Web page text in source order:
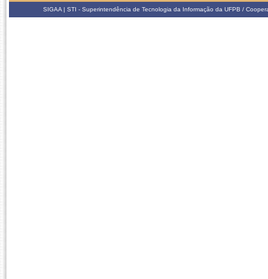
SIGAA | STI - Superintendência de Tecnologia da Informação da UFPB /